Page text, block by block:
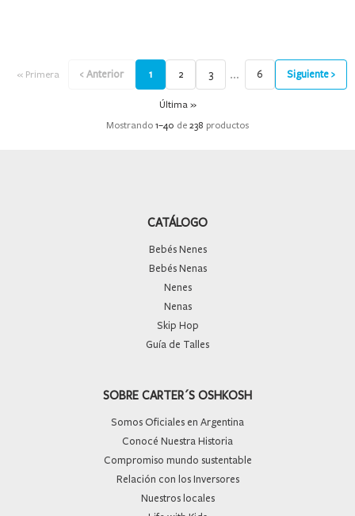
« Primera ‹ Anterior 1 2 3 … 6 Siguiente ›
Última »
Mostrando 1–40 de 238 productos
CATÁLOGO
Bebés Nenes
Bebés Nenas
Nenes
Nenas
Skip Hop
Guía de Talles
SOBRE CARTER´S OSHKOSH
Somos Oficiales en Argentina
Conocé Nuestra Historia
Compromiso mundo sustentable
Relación con los Inversores
Nuestros locales